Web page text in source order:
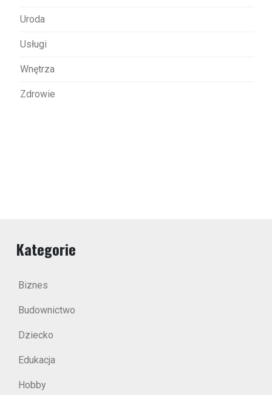
Uroda
Usługi
Wnętrza
Zdrowie
Kategorie
Biznes
Budownictwo
Dziecko
Edukacja
Hobby